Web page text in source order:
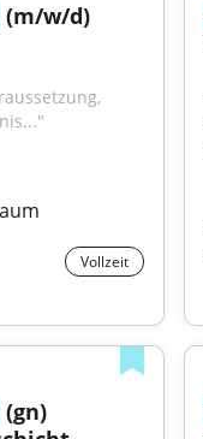
(m/w/d)
Vollzeit
(gn)